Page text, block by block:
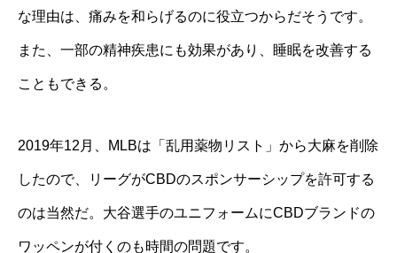
な理由は、痛みを和らげるのに役立つからだそうです。
また、一部の精神疾患にも効果があり、睡眠を改善する
こともできる。
2019年12月、MLBは「乱用薬物リスト」から大麻を削除
したので、リーグがCBDのスポンサーシップを許可する
のは当然だ。大谷選手のユニフォームにCBDブランドの
ワッペンが付くのも時間の問題です。